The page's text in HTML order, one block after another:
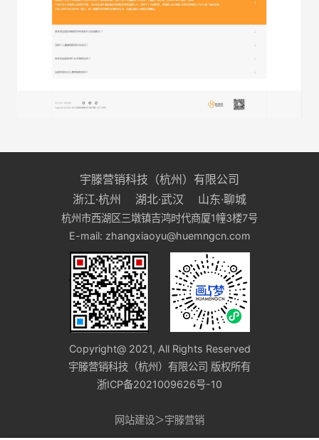
宇滕营销科技（杭州）有限公司
浙江·杭州 湖北·武汉 山东·聊城
杭州市西湖区三墩镇吉鸿时代商厦1幢3楼7号
E-mail: zhangxiaoyu@huemngcn.com
Copyright@ 2021, All Rights Reserved
宇滕营销科技（杭州）有限公司 版权所有
浙ICP备2021009626号-10
网站建设＞宇滕营销